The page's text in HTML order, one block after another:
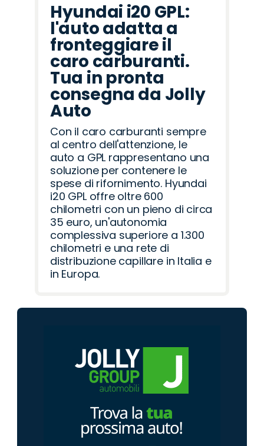
Hyundai i20 GPL:
l'auto adatta a
fronteggiare il
caro carburanti.
Tua in pronta
consegna da Jolly
Auto
Con il caro carburanti sempre
al centro dell'attenzione, le
auto a GPL rappresentano una
soluzione per contenere le
spese di rifornimento. Hyundai
i20 GPL offre oltre 600
chilometri con un pieno di circa
35 euro, un'autonomia
complessiva superiore a 1.300
chilometri e una rete di
distribuzione capillare in Italia e
in Europa.